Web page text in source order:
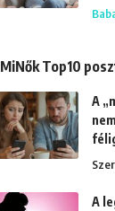
MiNők Top10
A
A